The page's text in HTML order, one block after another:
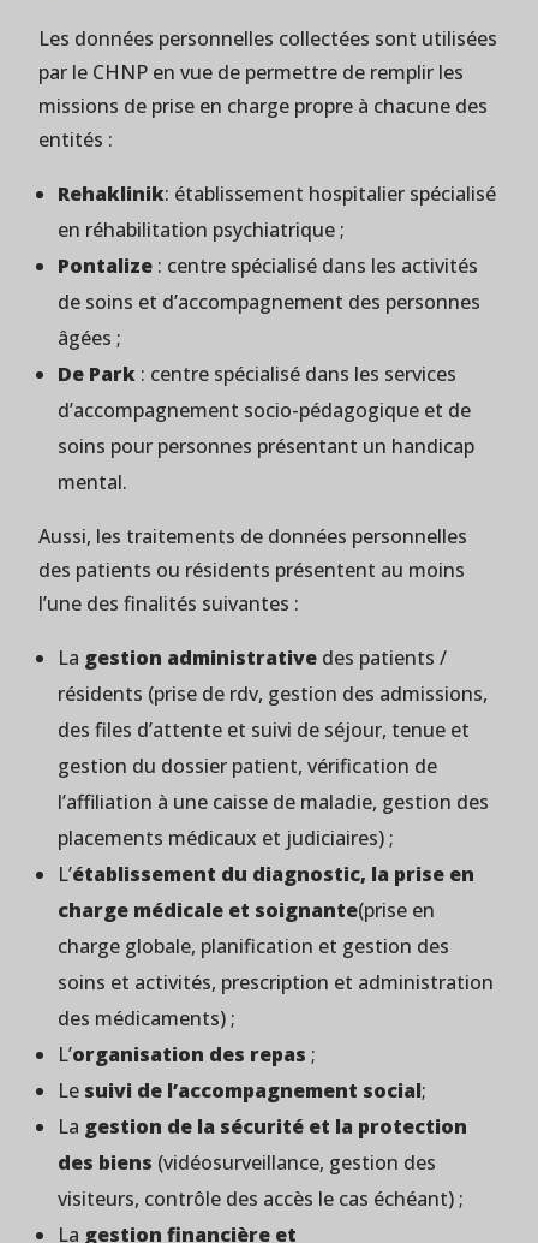
Les données personnelles collectées sont utilisées
par le CHNP en vue de permettre de remplir les
missions de prise en charge propre à chacune des
entités :
Rehaklinik: établissement hospitalier spécialisé
en réhabilitation psychiatrique ;
Pontalize : centre spécialisé dans les activités
de soins et d’accompagnement des personnes
âgées ;
De Park : centre spécialisé dans les services
d’accompagnement socio-pédagogique et de
soins pour personnes présentant un handicap
mental.
Aussi, les traitements de données personnelles
des patients ou résidents présentent au moins
l’une des finalités suivantes :
La gestion administrative des patients /
résidents (prise de rdv, gestion des admissions,
des files d’attente et suivi de séjour, tenue et
gestion du dossier patient, vérification de
l’affiliation à une caisse de maladie, gestion des
placements médicaux et judiciaires) ;
L’établissement du diagnostic, la prise en
charge médicale et soignante(prise en
charge globale, planification et gestion des
soins et activités, prescription et administration
des médicaments) ;
L’organisation des repas ;
Le suivi de l’accompagnement social;
La gestion de la sécurité et la protection
des biens (vidéosurveillance, gestion des
visiteurs, contrôle des accès le cas échéant) ;
La gestion financière et